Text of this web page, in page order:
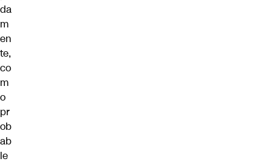
da
m
en
te,
co
m
o
pr
ob
ab
le